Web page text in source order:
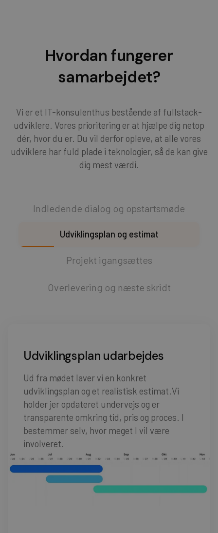
Hvordan fungerer
samarbejdet?
Vi er et IT-konsulenthus bestående af fullstack-
udviklere. Vores prioritering er at hjælpe dig netop
dér, hvor du er. Du vil derfor opleve, at alle vores
udviklere har fuld plade i teknologier, så de kan give
dig mest værdi.
Indledende dialog og opstartsmøde
Udviklingsplan og estimat
Projekt igangsættes
Overlevering og næste skridt
Udviklingsplan udarbejdes
Ud fra mødet laver vi en konkret
udviklingsplan og et realistisk estimat.Vi
holder jer opdateret undervejs og er
transparente omkring tid, pris og proces. I
bestemmer selv, hvor meget I vil være
involveret.